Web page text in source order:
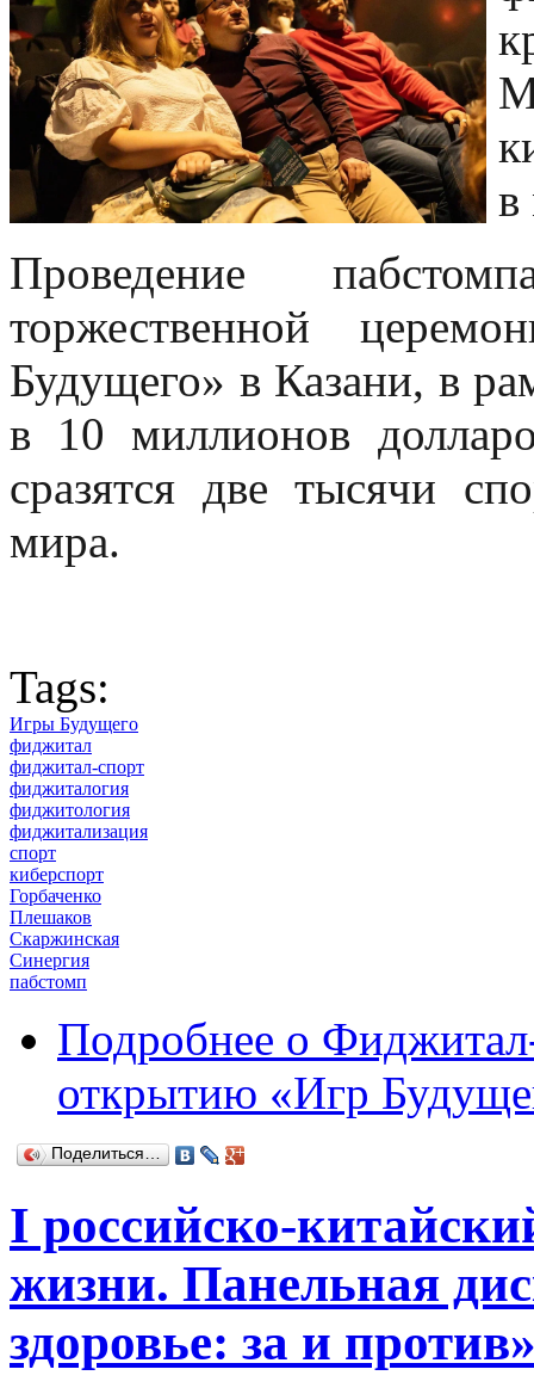
Проведение
торжественной
Будущего» в Казани, в
в 10 миллионов
сразятся две тысячи
мира.
Tags:
Игры Будущего
фиджитал
фиджитал-спорт
фиджиталогия
фиджитология
фиджитализация
спорт
киберспорт
Горбаченко
Плешаков
Скаржинская
Синергия
пабстомп
Подробнее о
открытию «Игр
Поделиться…
I российско-
жизни. Панельная
здоровье: за и